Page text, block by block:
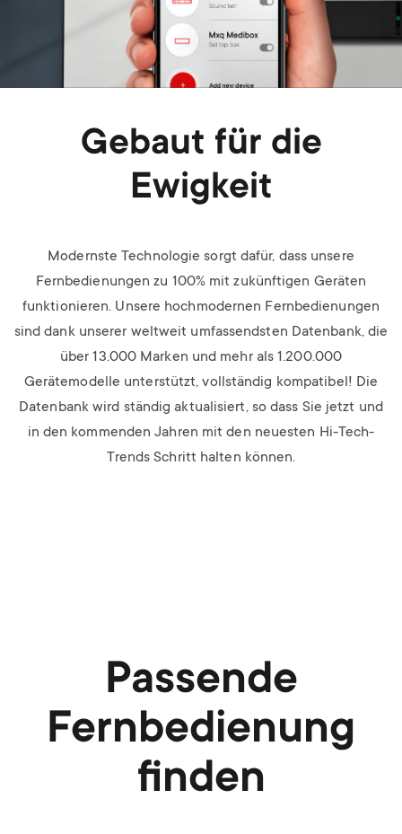
Gebaut für die
Ewigkeit
Modernste Technologie sorgt dafür, dass unsere
Fernbedienungen zu 100% mit zukünftigen Geräten
funktionieren. Unsere hochmodernen Fernbedienungen
sind dank unserer weltweit umfassendsten Datenbank, die
über 13.000 Marken und mehr als 1.200.000
Gerätemodelle unterstützt, vollständig kompatibel! Die
Datenbank wird ständig aktualisiert, so dass Sie jetzt und
in den kommenden Jahren mit den neuesten Hi-Tech-
Trends Schritt halten können.
Passende
Fernbedienung
finden